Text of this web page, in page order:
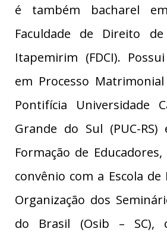
é também bacharel
Faculdade de Direito
Itapemirim (FDCI).
em Processo
Pontifícia Universidade
Grande do Sul (PUC-
Formação de
convênio com a Escola de
Organização dos
do Brasil (Osib – SC),